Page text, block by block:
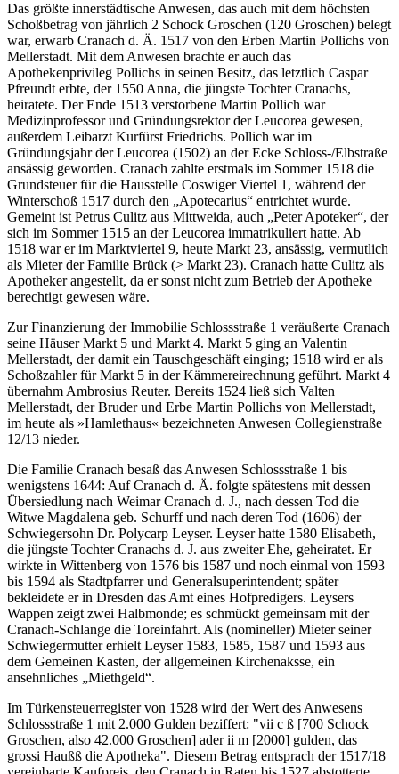
Das größte innerstädtische Anwesen, das auch mit dem höchsten
Schoßbetrag von jährlich 2 Schock Groschen (120 Groschen) belegt
war, erwarb Cranach d. Ä. 1517 von den Erben Martin Pollichs von
Mellerstadt. Mit dem Anwesen brachte er auch das
Apothekenprivileg Pollichs in seinen Besitz, das letztlich Caspar
Pfreundt erbte, der 1550 Anna, die jüngste Tochter Cranachs,
heiratete. Der Ende 1513 verstorbene Martin Pollich war
Medizinprofessor und Gründungsrektor der Leucorea gewesen,
außerdem Leibarzt Kurfürst Friedrichs. Pollich war im
Gründungsjahr der Leucorea (1502) an der Ecke Schloss-/Elbstraße
ansässig geworden. Cranach zahlte erstmals im Sommer 1518 die
Grundsteuer für die Hausstelle Coswiger Viertel 1, während der
Winterschoß 1517 durch den „Apotecarius“ entrichtet wurde.
Gemeint ist Petrus Culitz aus Mittweida, auch „Peter Apoteker“, der
sich im Sommer 1515 an der Leucorea immatrikuliert hatte. Ab
1518 war er im Marktviertel 9, heute Markt 23, ansässig, vermutlich
als Mieter der Familie Brück (> Markt 23). Cranach hatte Culitz als
Apotheker angestellt, da er sonst nicht zum Betrieb der Apotheke
berechtigt gewesen wäre.
Zur Finanzierung der Immobilie Schlossstraße 1 veräußerte Cranach
seine Häuser Markt 5 und Markt 4. Markt 5 ging an Valentin
Mellerstadt, der damit ein Tauschgeschäft einging; 1518 wird er als
Schoßzahler für Markt 5 in der Kämmereirechnung geführt. Markt 4
übernahm Ambrosius Reuter. Bereits 1524 ließ sich Valten
Mellerstadt, der Bruder und Erbe Martin Pollichs von Mellerstadt,
im heute als »Hamlethaus« bezeichneten Anwesen Collegienstraße
12/13 nieder.
Die Familie Cranach besaß das Anwesen Schlossstraße 1 bis
wenigstens 1644: Auf Cranach d. Ä. folgte spätestens mit dessen
Übersiedlung nach Weimar Cranach d. J., nach dessen Tod die
Witwe Magdalena geb. Schurff und nach deren Tod (1606) der
Schwiegersohn Dr. Polycarp Leyser. Leyser hatte 1580 Elisabeth,
die jüngste Tochter Cranachs d. J. aus zweiter Ehe, geheiratet. Er
wirkte in Wittenberg von 1576 bis 1587 und noch einmal von 1593
bis 1594 als Stadtpfarrer und Generalsuperintendent; später
bekleidete er in Dresden das Amt eines Hofpredigers. Leysers
Wappen zeigt zwei Halbmonde; es schmückt gemeinsam mit der
Cranach-Schlange die Toreinfahrt. Als (nomineller) Mieter seiner
Schwiegermutter erhielt Leyser 1583, 1585, 1587 und 1593 aus
dem Gemeinen Kasten, der allgemeinen Kirchenaksse, ein
ansehnliches „Miethgeld“.
Im Türkensteuerregister von 1528 wird der Wert des Anwesens
Schlossstraße 1 mit 2.000 Gulden beziffert: "vii c ß [700 Schock
Groschen, also 42.000 Groschen] ader ii m [2000] gulden, das
grossi Haußß die Apotheka". Diesem Betrag entsprach der 1517/18